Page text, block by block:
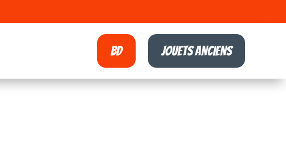
BD Jouets anciens